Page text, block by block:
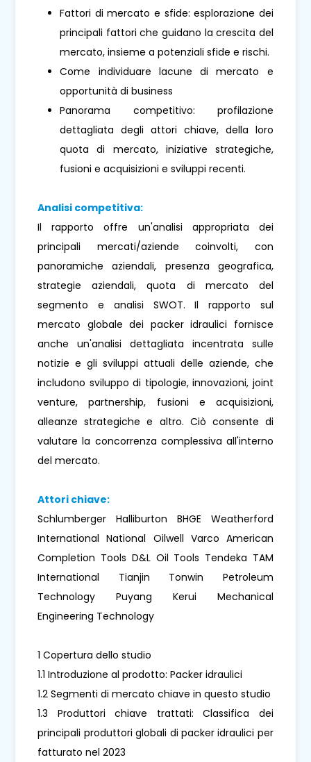
Fattori di mercato e sfide: esplorazione dei
principali fattori che guidano la crescita del
mercato, insieme a potenziali sfide e rischi.
Come individuare lacune di mercato e
opportunità di business
Panorama competitivo: profilazione
dettagliata degli attori chiave, della loro
quota di mercato, iniziative strategiche,
fusioni e acquisizioni e sviluppi recenti.
Analisi competitiva:
Il rapporto offre un'analisi appropriata dei
principali mercati/aziende coinvolti, con
panoramiche aziendali, presenza geografica,
strategie aziendali, quota di mercato del
segmento e analisi SWOT. Il rapporto sul
mercato globale dei packer idraulici fornisce
anche un'analisi dettagliata incentrata sulle
notizie e gli sviluppi attuali delle aziende, che
includono sviluppo di tipologie, innovazioni, joint
venture, partnership, fusioni e acquisizioni,
alleanze strategiche e altro. Ciò consente di
valutare la concorrenza complessiva all'interno
del mercato.
Attori chiave:
Schlumberger Halliburton BHGE Weatherford
International National Oilwell Varco American
Completion Tools D&L Oil Tools Tendeka TAM
International Tianjin Tonwin Petroleum
Technology Puyang Kerui Mechanical
Engineering Technology
1 Copertura dello studio
1.1 Introduzione al prodotto: Packer idraulici
1.2 Segmenti di mercato chiave in questo studio
1.3 Produttori chiave trattati: Classifica dei
principali produttori globali di packer idraulici per
fatturato nel 2023